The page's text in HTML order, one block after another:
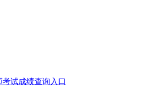
考试成绩查询入口